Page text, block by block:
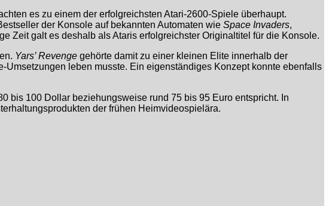
es zu einem der erfolgreichsten Atari-2600-Spiele überhaupt.
der Konsole auf bekannten Automaten wie Space Invaders,
Zeit galt es deshalb als Ataris erfolgreichster Originaltitel für die Konsole.
Yars’ Revenge gehörte damit zu einer kleinen Elite innerhalb der
leben musste. Ein eigenständiges Konzept konnte ebenfalls
bis 100 Dollar beziehungsweise rund 75 bis 95 Euro entspricht. In
der frühen Heimvideospielära.